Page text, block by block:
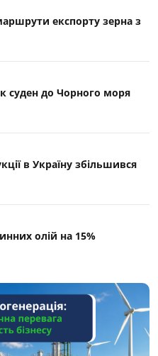
експорту зерна з
суден до Чорного моря
в Україну збільшився
олій на 15%